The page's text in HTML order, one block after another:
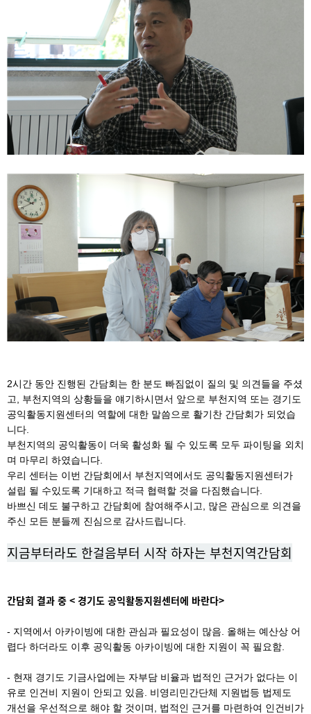
2시간 동안 진행된 간담회는 한 분도 빠짐없이 질의 및 의견들을 주셨
고, 부천지역의 상황들을 얘기하시면서 앞으로 부천지역 또는 경기도
공익활동지원센터의 역할에 대한 말씀으로 활기찬 간담회가 되었습
니다.
부천지역의 공익활동이 더욱 활성화 될 수 있도록 모두 파이팅을 외치
며 마무리 하였습니다.
우리 센터는 이번 간담회에서 부천지역에서도 공익활동지원센터가
설립 될 수있도록 기대하고 적극 협력할 것을 다짐했습니다.
바쁘신 데도 불구하고 간담회에 참여해주시고, 많은 관심으로 의견을
주신 모든 분들께 진심으로 감사드립니다.
지금부터라도 한걸음부터 시작 하자는 부천지역간담회
간담회 결과 중 < 경기도 공익활동지원센터에 바란다>
- 지역에서 아카이빙에 대한 관심과 필요성이 많음. 올해는 예산상 어
렵다 하더라도 이후 공익활동 아카이빙에 대한 지원이 꼭 필요함.
- 현재 경기도 기금사업에는 자부담 비율과 법적인 근거가 없다는 이
유로 인건비 지원이 안되고 있음. 비영리민간단체 지원법등 법제도
개선을 우선적으로 해야 할 것이며, 법적인 근거를 마련하여 인건비가